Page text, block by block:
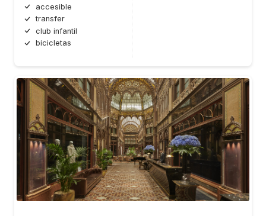
accesible
transfer
club infantil
bicicletas